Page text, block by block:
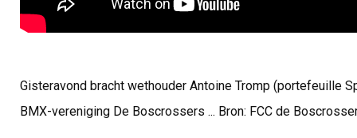
Gisteravond bracht wethouder Antoine Tromp (portefeuille
BMX-vereniging De Boscrossers ... Bron: FCC de